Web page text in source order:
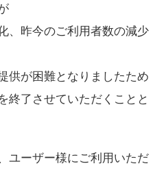
、昨今のご利用者数の減少
供が困難となりましたため
終了させていただくことと
ユーザー様にご利用いただ